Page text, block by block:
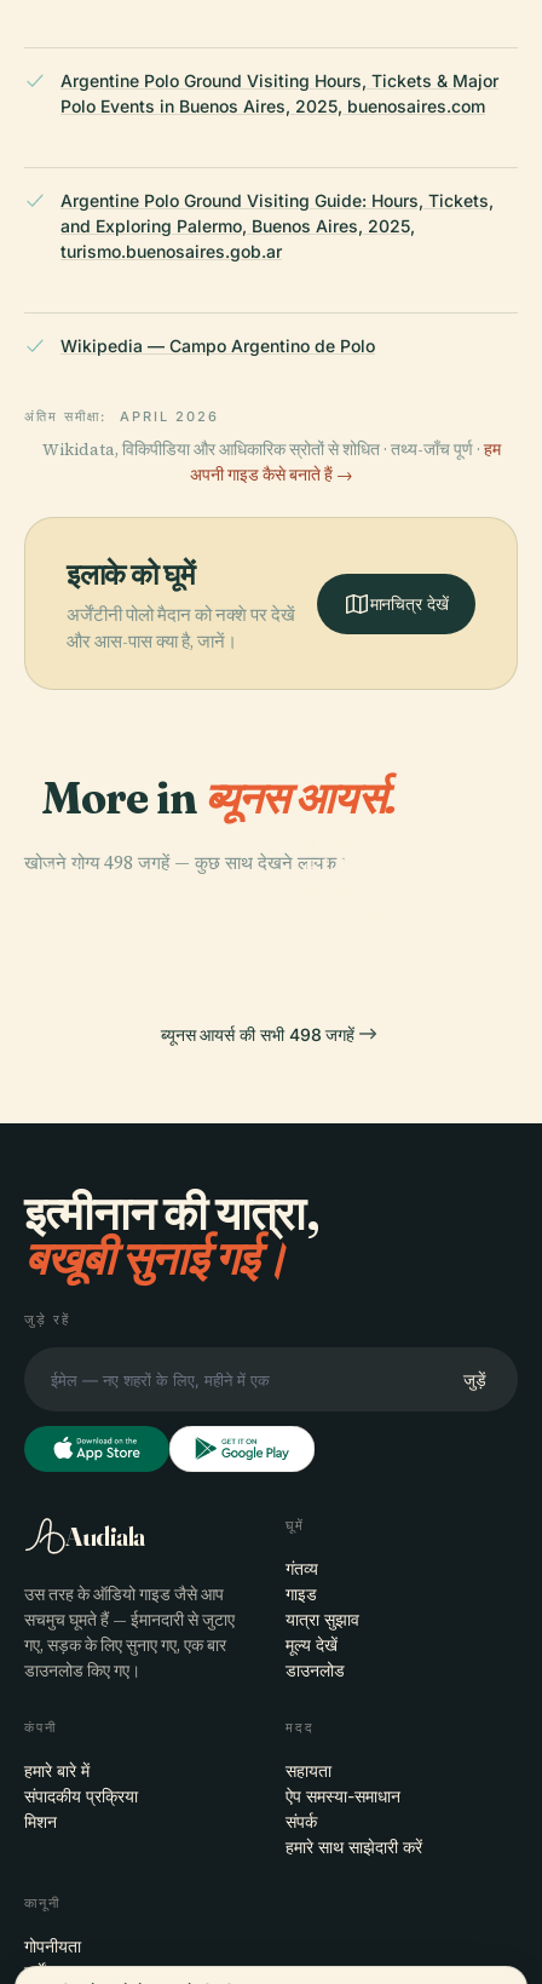
Argentine Polo Ground Visiting Hours, Tickets & Major
Polo Events in Buenos Aires, 2025, buenosaires.com
Argentine Polo Ground Visiting Guide: Hours, Tickets,
and Exploring Palermo, Buenos Aires, 2025,
turismo.buenosaires.gob.ar
Wikipedia — Campo Argentino de Polo
अंतिम समीक्षा: APRIL 2026
Wikidata, विकिपीडिया और आधिकारिक स्रोतों से शोधित · तथ्य-जाँच पूर्ण · हम
अपनी गाइड कैसे बनाते हैं →
इलाके को घूमें
अर्जेंटीनी पोलो मैदान को नक्शे पर देखें
और आस-पास क्या है, जानें।
मानचित्र देखें
More in ब्यूनस आयर्स.
खोजने योग्य 498 जगहें — कुछ साथ देखने लायक।
PLACE
El Ateneo
PLACE
ब्यूनस आयर्स की सभी 498 जगहें
इत्मीनान की यात्रा,
बखूबी सुनाई गई।
जुड़े रहें
जुड़ें
Audiala
उस तरह के ऑडियो गाइड जैसे आप
सचमुच घूमते हैं — ईमानदारी से जुटाए
गए, सड़क के लिए सुनाए गए, एक बार
डाउनलोड किए गए।
घूमें
गंतव्य
गाइड
यात्रा सुझाव
मूल्य देखें
डाउनलोड
कंपनी
हमारे बारे में
संपादकीय प्रक्रिया
मिशन
मदद
सहायता
ऐप समस्या-समाधान
संपर्क
हमारे साथ साझेदारी करें
कानूनी
गोपनीयता
शर्तें